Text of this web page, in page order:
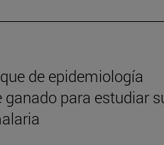
de epidemiología
para estudiar